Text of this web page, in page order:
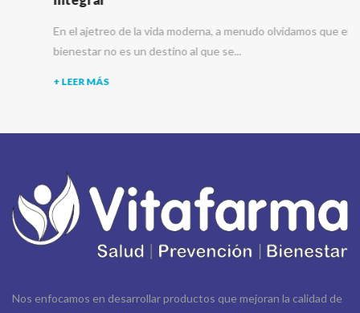
En el ajetreo de la vida moderna, a menudo olvidamos que el
bienestar no es un destino al que se...
+ LEER MÁS
Nos enfocamos en desarrollar productos que mejoran la calidad de